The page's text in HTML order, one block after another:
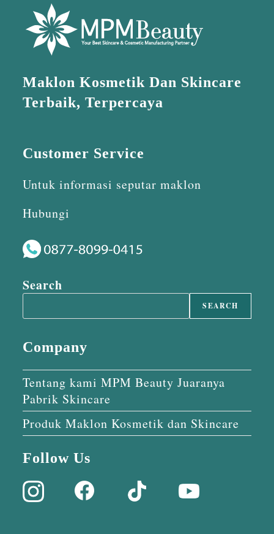
Maklon Kosmetik Dan Skincare
Terbaik, Terpercaya
Customer Service
Untuk informasi seputar maklon
Hubungi
Search
SEARCH
Company
Tentang kami MPM Beauty Juaranya
Pabrik Skincare
Produk Maklon Kosmetik dan Skincare
Follow Us